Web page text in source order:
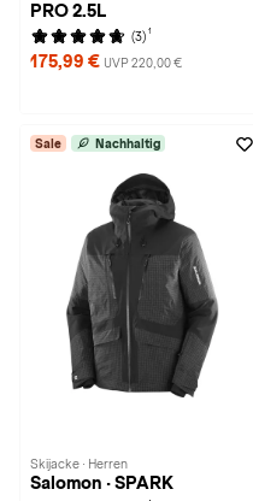
PRO 2.5L
(3) 1
175,99 € UVP 220,00 €
Sale Nachhaltig
Skijacke · Herren
Salomon · SPARK